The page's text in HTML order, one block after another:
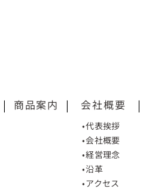
| 商品案内 | 会社概要
•代表挨拶
•会社概要
•経営理念
•沿革
•アクセス
|